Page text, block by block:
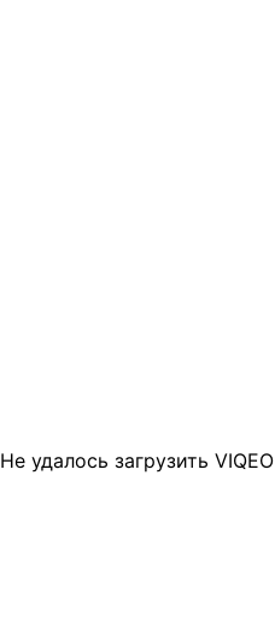
Не удалось загрузить VIQEO